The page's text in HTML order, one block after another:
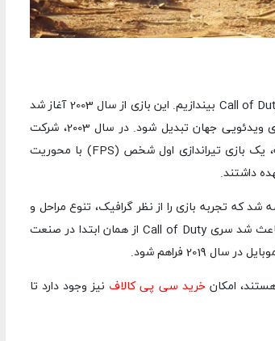
برای بررسی تاریخچه کالاف دیوتی موبایل باید نگاهی به ریشه‌های اصلی Call of Duty بیندازیم. این بازی از سال 2003 آغاز شد
و با نوآوری‌های خود توانست به یکی از محبوب‌ترین و موفق‌ترین بازی‌های ویدئویی جهان تبدیل شود. در سال 2003، شرکت
Infinity Ward اولین نسخه از سری Call of Duty را منتشر کرد. این نسخه، یک بازی تیراندازی اول شخص (FPS) با محوریت
داشتند.
نسخه سوم این سری عرضه شد که تجربه بازی را از نظر گرافیک، تنوع مراحل و
تمرکز بر بازی‌های گروهی به شکل قابل توجهی ارتقاء داد. این پیشرفت‌ها باعث شد سری Call of Duty از همان ابتدا در صنعت
فراهم شود.
امکانخرید سی پی کالاف نیز وجود دارد تا